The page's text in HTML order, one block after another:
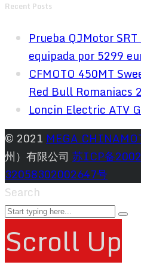
Recent Posts
Prueba QJMotor
equipada por 5299
CFMOTO 450MT
Red Bull Romaniacs
Loncin Electric ATV
© 2021 MEGA
州）有限公司 苏ICP备
32058302002647号
Search
Scroll Up